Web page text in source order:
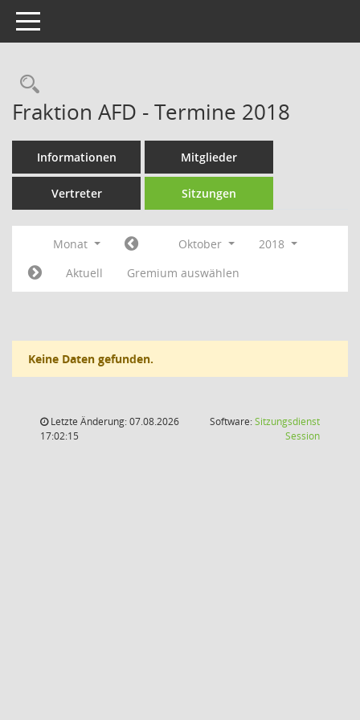
Toggle navigation
Rechercheauswahl
Fraktion AFD - Termine 2018
Informationen Mitglieder
Vertreter Sitzungen
Monat Oktober
2018
Aktuell
Gremium auswählen
Keine Daten gefunden.
Letzte Änderung: 07.08.2026
17:02:15
Software:Sitzungsdienst
Session(Wird in